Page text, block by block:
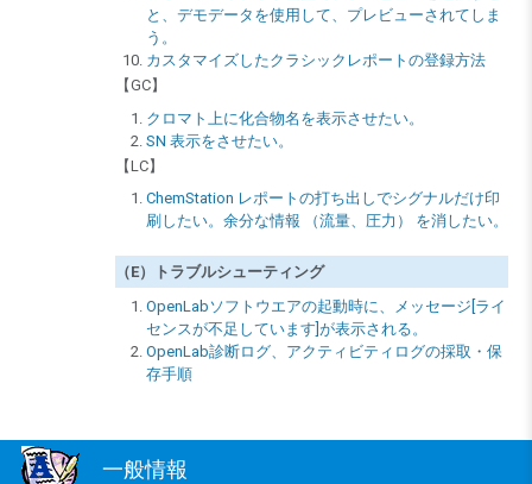
と、デモデータを使用して、プレビューされてしま
う。
カスタマイズしたクラシックレポートの登録方法
【GC】
クロマト上に化合物名を表示させたい。
SN 表示をさせたい。
【LC】
ChemStation レポートの打ち出しでシグナルだけ印
刷したい。余分な情報 （流量、圧力） を消したい。
（E）トラブルシューティング
OpenLabソフトウエアの起動時に、メッセージ[ライ
センスが不足しています]が表示される。
OpenLab診断ログ、アクティビティログの採取・保
存手順
一般情報